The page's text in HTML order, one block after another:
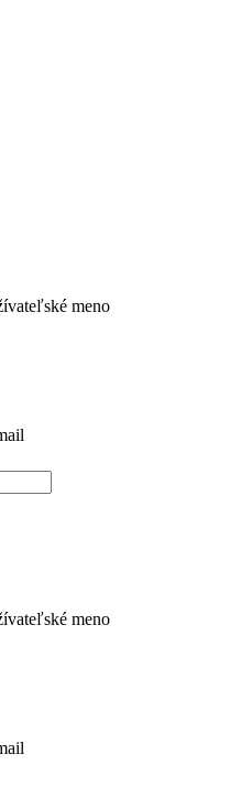
meno
meno